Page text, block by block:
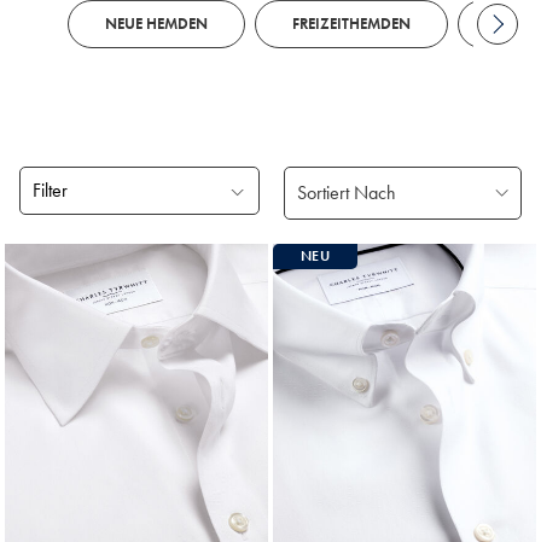
mit unifarbenen oder gemusterten bügelfreien Modellen, die auch im
Sitzungssaal überzeugen. Wenn der Golfclub ruft, entscheiden Sie sich für
NEUE HEMDEN FREIZEITHEMDEN
Filter
Produke
18
NEU